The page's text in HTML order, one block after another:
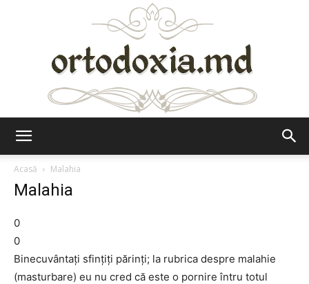
Acasă
Malahia
Malahia
0
0
Binecuvântați sfințiți părinți; la rubrica despre malahie
(masturbare) eu nu cred că este o pornire întru totul